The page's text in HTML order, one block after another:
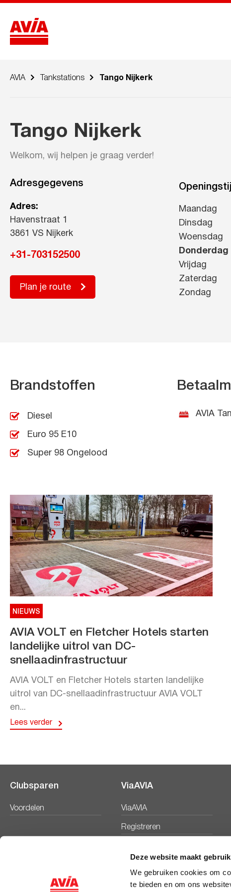
Deze website maakt
We gebruiken cookies om
te bieden en om ons
AVIA Tankstations Tango Nijkerk
Tango Nijkerk
Welkom, wij helpen je graag verder!
Adresgegevens
Adres:
Havenstraat 1
3861 VS Nijkerk
+31-703152500
Plan je route
Maandag
Dinsdag
Woensdag
Donderdag
Vrijdag
Zaterdag
Zondag
Brandstoffen
Diesel
Euro 95 E10
Super 98 Ongelood
AVIA
NIEUWS
AVIA VOLT en Fletcher Hotels starten
landelijke uitrol van DC-
snellaadinfrastructuur
AVIA VOLT en Fletcher Hotels starten landelijke
uitrol van DC-snellaadinfrastructuur AVIA VOLT
en...
Lees verder
Clubsparen
Voordelen
ViaAVIA
ViaAVIA
Registreren